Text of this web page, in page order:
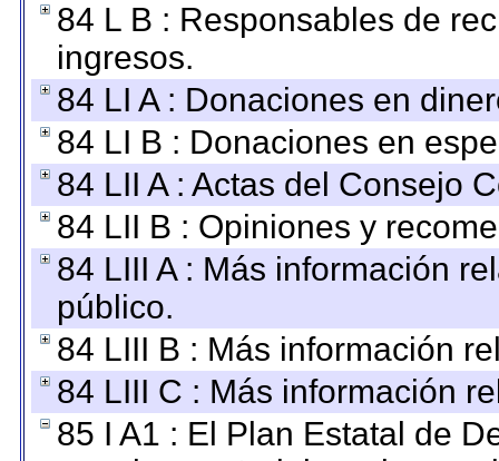
84 L B : Responsables de
ingresos.
84 LI A : Donaciones en
84 LI B : Donaciones en
84 LII A : Actas del Consejo
84 LII B : Opiniones y
84 LIII A : Más información
público.
84 LIII B : Más información
84 LIII C : Más información
85 I A1 : El Plan Estatal de